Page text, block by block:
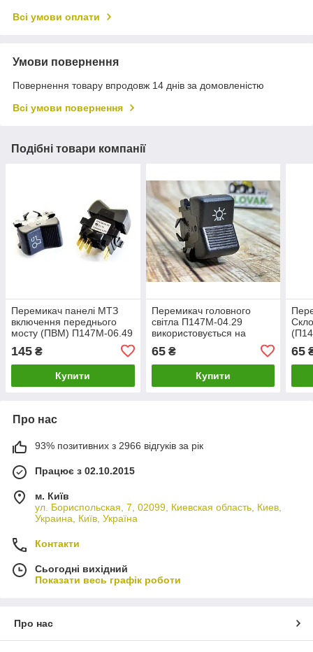
Всі умови оплати
Умови повернення
Повернення товару впродовж 14 днів за домовленістю
Всі умови повернення
Подібні товари компанії
Перемикач панелі МТЗ
включення переднього
мосту (ПВМ) П147М-06.49
145 ₴
Купити
Перемикач головного
світла П147М-04.29
використовується на
тракторах МТЗ (Аналог)
65₴
Купити
65
Про нас
93% позитивних з 2966 відгуків за рік
Працює з 02.10.2015
м. Київ
ул. Бориспольская, 7, 02099, Киевская область, Киев,
Украина, Київ, Україна
Контакти
Сьогодні вихідний
Показати весь графік роботи
Про нас